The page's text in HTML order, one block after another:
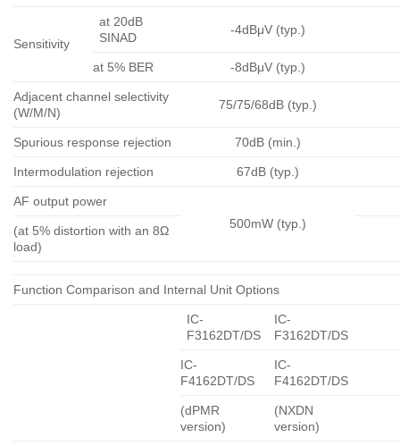
Sensitivity
at 20dB
SINAD
-4dBμV (typ.)
at 5% BER -8dBμV (typ.)
Adjacent channel selectivity
(W/M/N)
75/75/68dB (typ.)
Spurious response rejection 70dB (min.)
Intermodulation rejection 67dB (typ.)
AF output power
500mW (typ.)
(at 5% distortion with an 8Ω
load)
Function Comparison and Internal Unit Options
IC-
F3162DT/DS
IC-
F3162DT/DS
IC-
F4162DT/DS
IC-
F4162DT/DS
(dPMR
version)
(NXDN
version)